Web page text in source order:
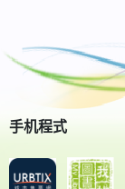
手机程式